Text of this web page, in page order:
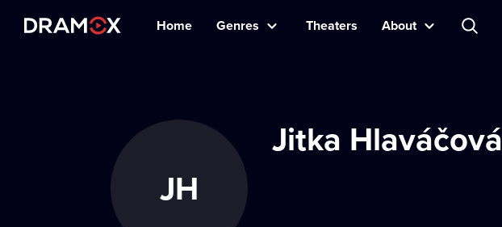
Home Genres Theaters About
JH
Jitka Hlaváčová